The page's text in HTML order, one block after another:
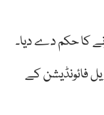
کا حکم دے دیا۔
فائونڈیشن کے